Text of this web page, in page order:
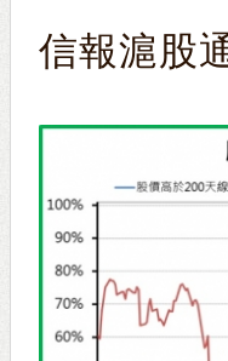
信報滬股